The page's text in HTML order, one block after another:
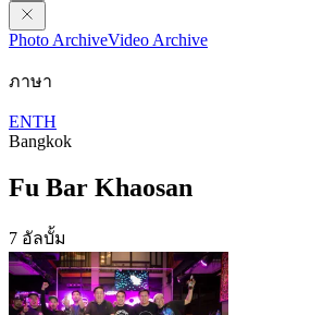
Photo ArchiveVideo Archive
ภาษา
ENTH
Bangkok
Fu Bar Khaosan
7 อัลบั้ม